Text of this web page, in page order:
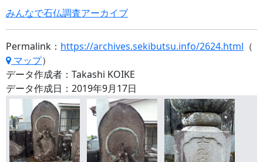
みんなで石仏調査アーカイブ
Permalink： https://archives.sekibutsu.info/2624.html （
マップ）
データ作成者：Takashi KOIKE
データ作成日：2019年9月17日